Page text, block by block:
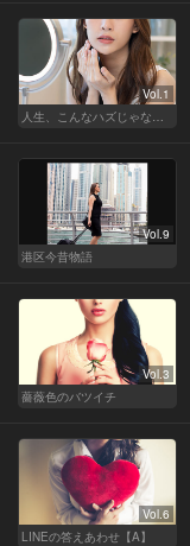
Vol.1
人生、こんなハズじゃなかった。～ハイスペの憂鬱～
Vol.9
港区今昔物語
Vol.3
薔薇色のバツイチ
Vol.6
LINEの答えあわせ【A】